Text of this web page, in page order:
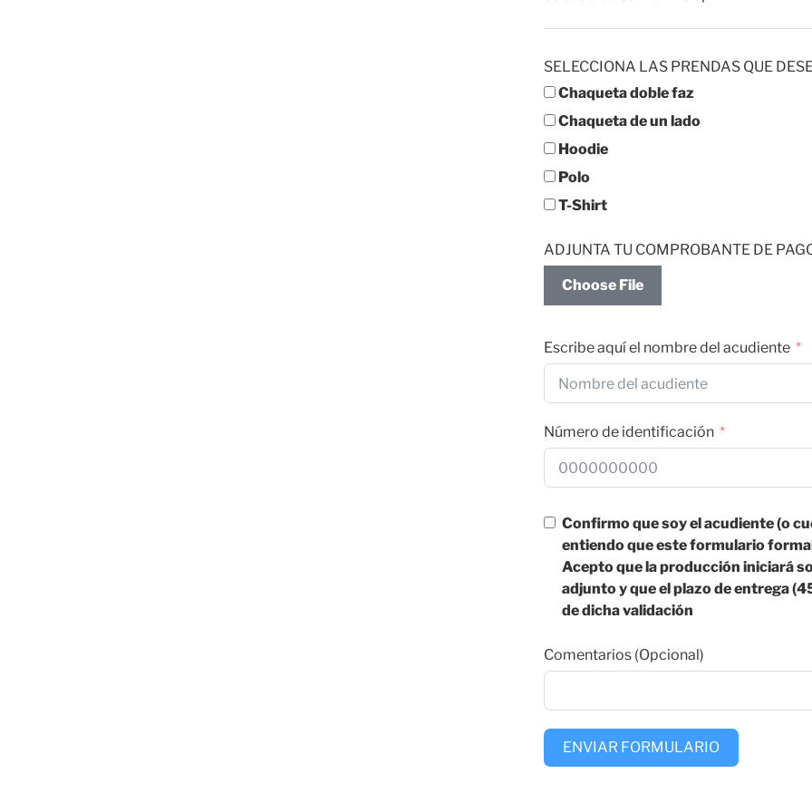
SELECCIONA LAS PRENDAS QUE
Chaqueta doble faz
Chaqueta de un lado
Hoodie
Polo
T-Shirt
ADJUNTA TU COMPROBANTE DE
Choose File
Escribe aquí el nombre del acudiente
Número de identificación
Confirmo que soy el acudiente (o
entiendo que este formulario
Acepto que la producción iniciará
adjunto y que el plazo de entrega
de dicha validación
Comentarios (Opcional)
ENVIAR FORMULARIO